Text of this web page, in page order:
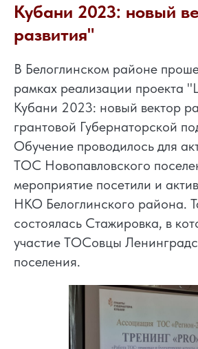
Кубани 2023: новый
развития"
В Белоглинском районе
рамках реализации проекта
Кубани 2023: новый вектор
грантовой Губернаторской
Обучение проводилось для
ТОС Новопавловского
мероприятие посетили и
НКО Белоглинского района.
состоялась Стажировка, в
участие ТОСовцы
поселения.